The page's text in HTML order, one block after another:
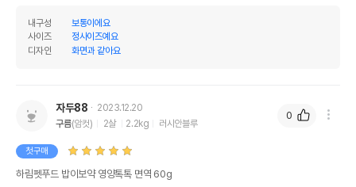
AS책임자와 전화번호
또는 소비자상담 관련
전화번호
유통기한
이후인 상품이 출고됩니다.
단, 상품명에 유통기한 명시된 경우, 해당
유통기한을 따릅니다.
내구성
보통이에요
사이즈
정사이즈예요
디자인
화면과 같아요
자두88
2023.12.20
구름(암컷) 2살 2.2kg 러시안블루
첫구매
하림펫푸드 밥이보약 영양톡톡 면역 60g
0